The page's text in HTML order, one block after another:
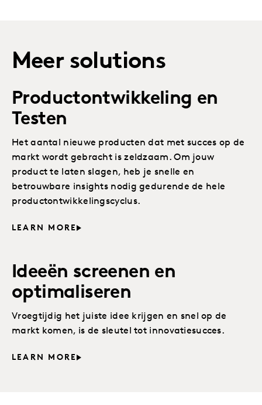
Meer solutions
Productontwikkeling en
Testen
Het aantal nieuwe producten dat met succes op de
markt wordt gebracht is zeldzaam. Om jouw
product te laten slagen, heb je snelle en
betrouwbare insights nodig gedurende de hele
productontwikkelingscyclus.
LEARN MORE
Ideeën screenen en
optimaliseren
Vroegtijdig het juiste idee krijgen en snel op de
markt komen, is de sleutel tot innovatiesucces.
LEARN MORE